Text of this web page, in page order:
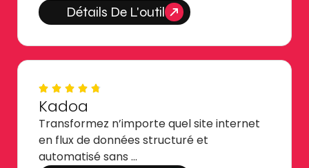
Détails De L'outil
Kadoa
Transformez n’importe quel site internet
en flux de données structuré et
automatisé sans …